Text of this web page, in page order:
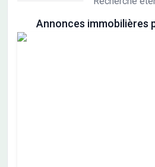
Annonces immobilières